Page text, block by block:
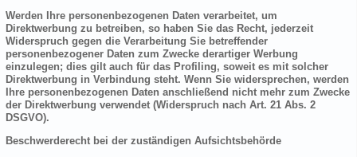
Werden Ihre personenbezogenen Daten verarbeitet, um
Direktwerbung zu betreiben, so haben Sie das Recht, jederzeit
Widerspruch gegen die Verarbeitung Sie betreffender
personenbezogener Daten zum Zwecke derartiger Werbung
einzulegen; dies gilt auch für das Profiling, soweit es mit solcher
Direktwerbung in Verbindung steht. Wenn Sie widersprechen, werden
Ihre personenbezogenen Daten anschließend nicht mehr zum Zwecke
der Direktwerbung verwendet (Widerspruch nach Art. 21 Abs. 2
DSGVO).
Beschwerderecht bei der zuständigen Aufsichtsbehörde